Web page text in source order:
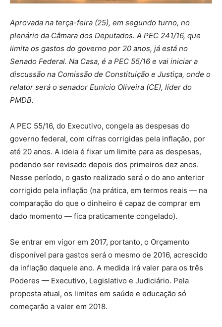
Aprovada na terça-feira (25), em segundo turno, no
plenário da Câmara dos Deputados. A PEC 241/16, que
limita os gastos do governo por 20 anos, já está no
Senado Federal. Na Casa, é a PEC 55/16 e vai iniciar a
discussão na Comissão de Constituição e Justiça, onde o
relator será o senador Eunício Oliveira (CE), líder do
PMDB.
A PEC 55/16, do Executivo, congela as despesas do
governo federal, com cifras corrigidas pela inflação, por
até 20 anos. A ideia é fixar um limite para as despesas,
podendo ser revisado depois dos primeiros dez anos.
Nesse período, o gasto realizado será o do ano anterior
corrigido pela inflação (na prática, em termos reais — na
comparação do que o dinheiro é capaz de comprar em
dado momento — fica praticamente congelado).
Se entrar em vigor em 2017, portanto, o Orçamento
disponível para gastos será o mesmo de 2016, acrescido
da inflação daquele ano. A medida irá valer para os três
Poderes — Executivo, Legislativo e Judiciário. Pela
proposta atual, os limites em saúde e educação só
começarão a valer em 2018.